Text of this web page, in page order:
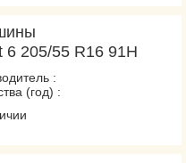
6 205/55 R16 91H
:
(год) :